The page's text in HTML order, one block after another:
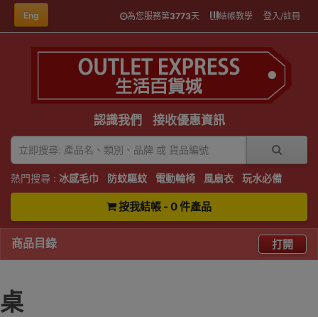
Eng 為您服務第3773天 結帳教學 登入/註冊
認識我們 接收優惠資訊
熱門搜尋 : 冰感毛巾 防蚊驅蚊 電動輪椅 風扇衣 玩水必備
按我結帳 - 0 件產品
商品目錄 打開
桌